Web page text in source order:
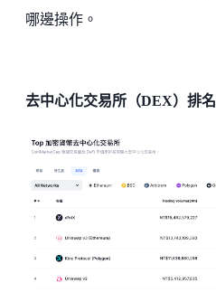
哪邊操作。
去中心化交易所（DEX）排名